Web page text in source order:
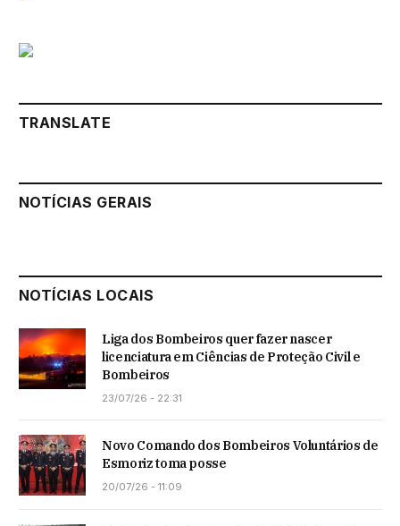
TRANSLATE
NOTÍCIAS GERAIS
NOTÍCIAS LOCAIS
Liga dos Bombeiros quer fazer nascer
licenciatura em Ciências de Proteção Civil e
Bombeiros
23/07/26 - 22:31
Novo Comando dos Bombeiros Voluntários de
Esmoriz toma posse
20/07/26 - 11:09